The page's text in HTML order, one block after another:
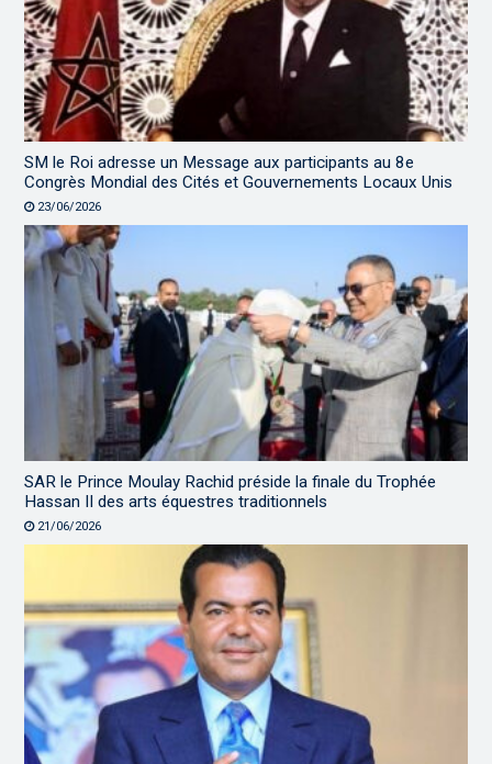
SM le Roi adresse un Message aux participants au 8e
Congrès Mondial des Cités et Gouvernements Locaux Unis
23/06/2026
SAR le Prince Moulay Rachid préside la finale du Trophée
Hassan II des arts équestres traditionnels
21/06/2026